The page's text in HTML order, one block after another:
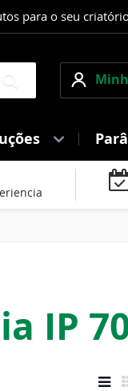
para o seu
Minha
Conta
Pesquisa
IP